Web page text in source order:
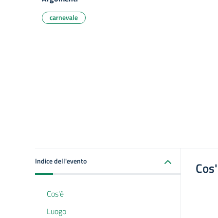
carnevale
Indice dell'evento
Cos'è
Luogo